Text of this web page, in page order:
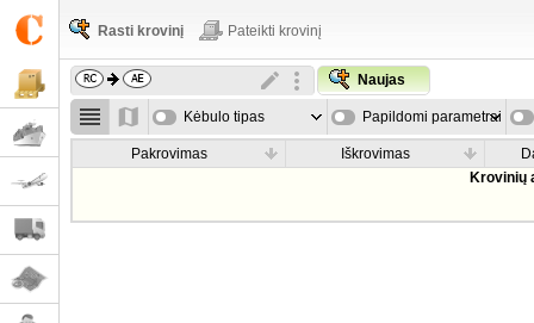
Rasti krovinį Pateikti krovinį
Naujas
Kėbulo tipas Papildomi parametrai
Pakrovimas Iškrovimas
Krovinių